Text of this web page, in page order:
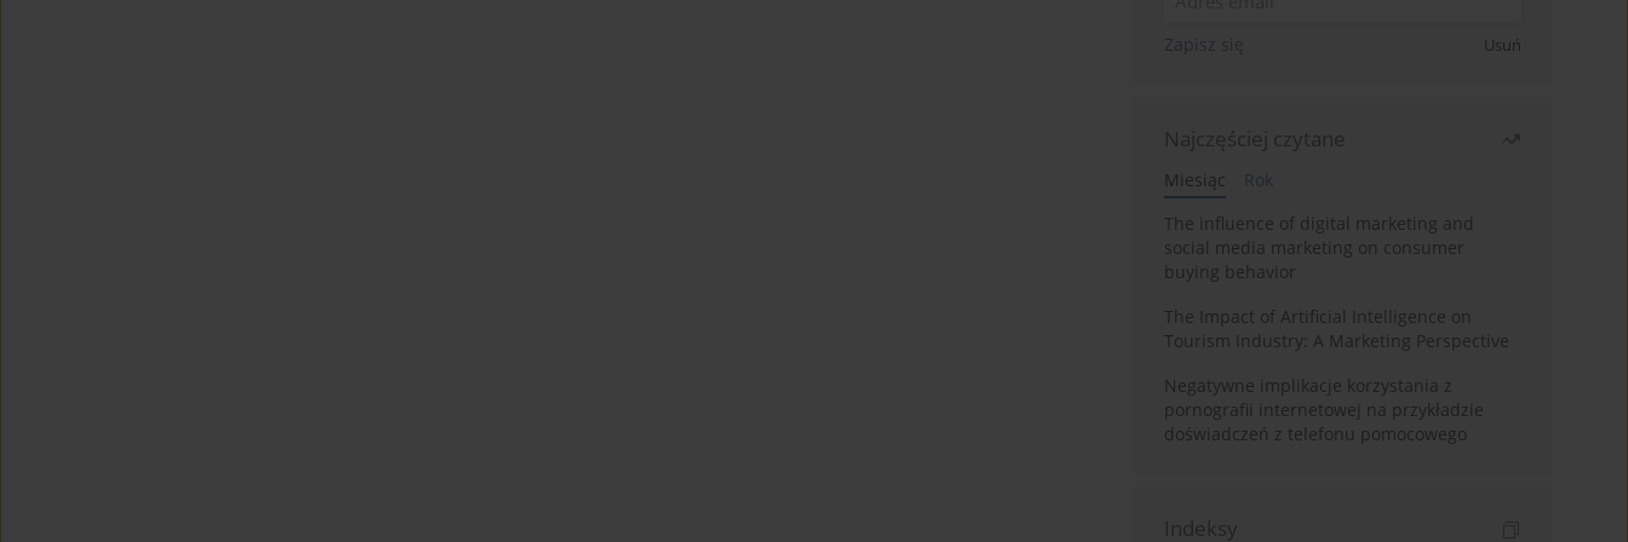
Zapisz się Usuń
Najczęściej czytane
Miesiąc
Rok
The influence of digital marketing and
social media marketing on consumer
buying behavior
The Impact of Artificial Intelligence on
Tourism Industry: A Marketing Perspective
Negatywne implikacje korzystania z
pornografii internetowej na przykładzie
doświadczeń z telefonu pomocowego
Indeksy